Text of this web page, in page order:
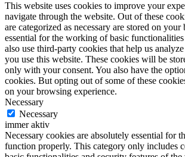
This website uses cookies to improve your
navigate through the website. Out of these
are categorized as necessary are stored on your
essential for the working of basic
also use third-party cookies that help us
you use this website. These cookies will be
only with your consent. You also have the
cookies. But opting out of some of these
on your browsing experience.
Necessary
Necessary
immer aktiv
Necessary cookies are absolutely essential for
function properly. This category only includes